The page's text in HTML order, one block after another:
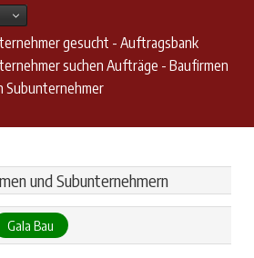
gesucht - Auftragsbank
suchen Aufträge - Baufirmen
Subunternehmer
und Subunternehmern
Gala Bau